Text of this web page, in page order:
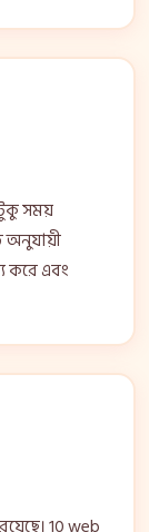
সময়
অনুযায়ী
করে এবং